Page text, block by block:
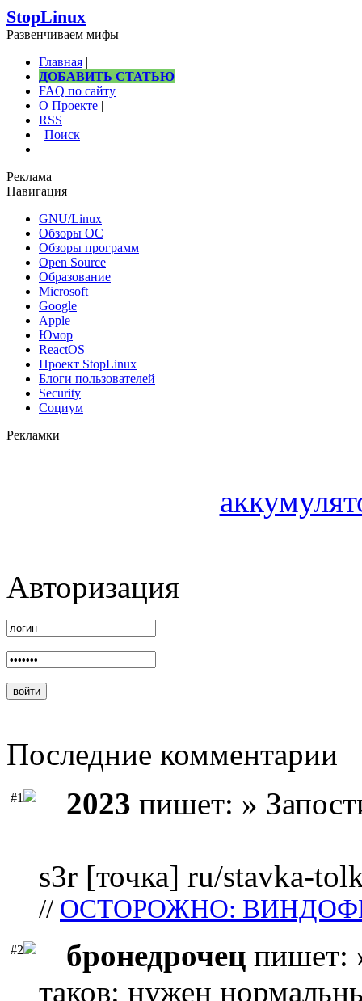
StopLinux
Развенчиваем мифы
Главная |
ДОБАВИТЬ СТАТЬЮ |
FAQ по сайту |
О Проекте |
RSS
| Поиск
Реклама
Навигация
GNU/Linux
Обзоры ОС
Обзоры программ
Open Source
Образование
Microsoft
Google
Apple
Юмор
ReactOS
Проект StopLinux
Блоги пользователей
Security
Социум
Рекламки
Авторизация
Последние комментарии
#1 2023 пишет: »
s3r [точка] ru/stavka-
// ОСТОРОЖНО:
#2 бронедрочец пишет:
таков: нужен